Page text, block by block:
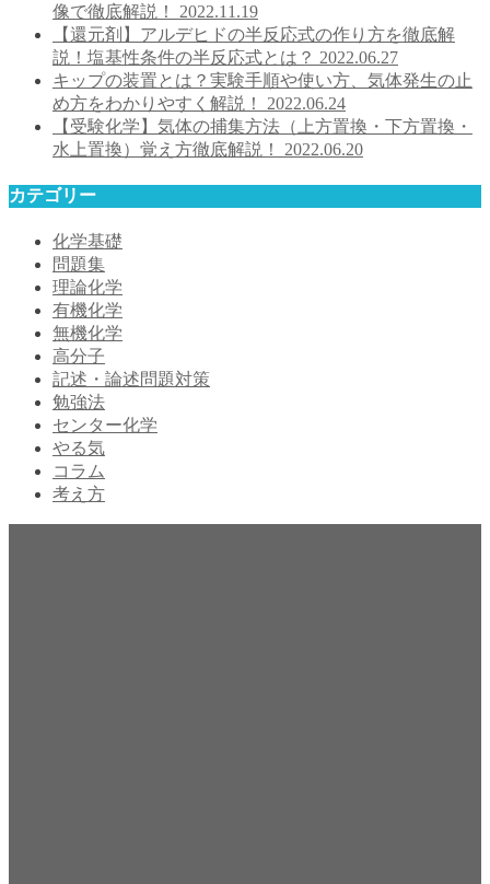
像で徹底解説！ 2022.11.19
【還元剤】アルデヒドの半反応式の作り方を徹底解
説！塩基性条件の半反応式とは？ 2022.06.27
キップの装置とは？実験手順や使い方、気体発生の止
め方をわかりやすく解説！ 2022.06.24
【受験化学】気体の捕集方法（上方置換・下方置換・
水上置換）覚え方徹底解説！ 2022.06.20
カテゴリー
化学基礎
問題集
理論化学
有機化学
無機化学
高分子
記述・論述問題対策
勉強法
センター化学
やる気
コラム
考え方